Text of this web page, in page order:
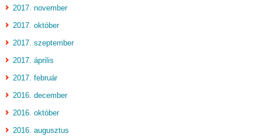
2017. november
2017. október
2017. szeptember
2017. április
2017. február
2016. december
2016. október
2016. augusztus